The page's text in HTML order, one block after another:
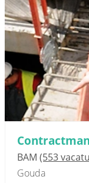
BAM (553
Gouda